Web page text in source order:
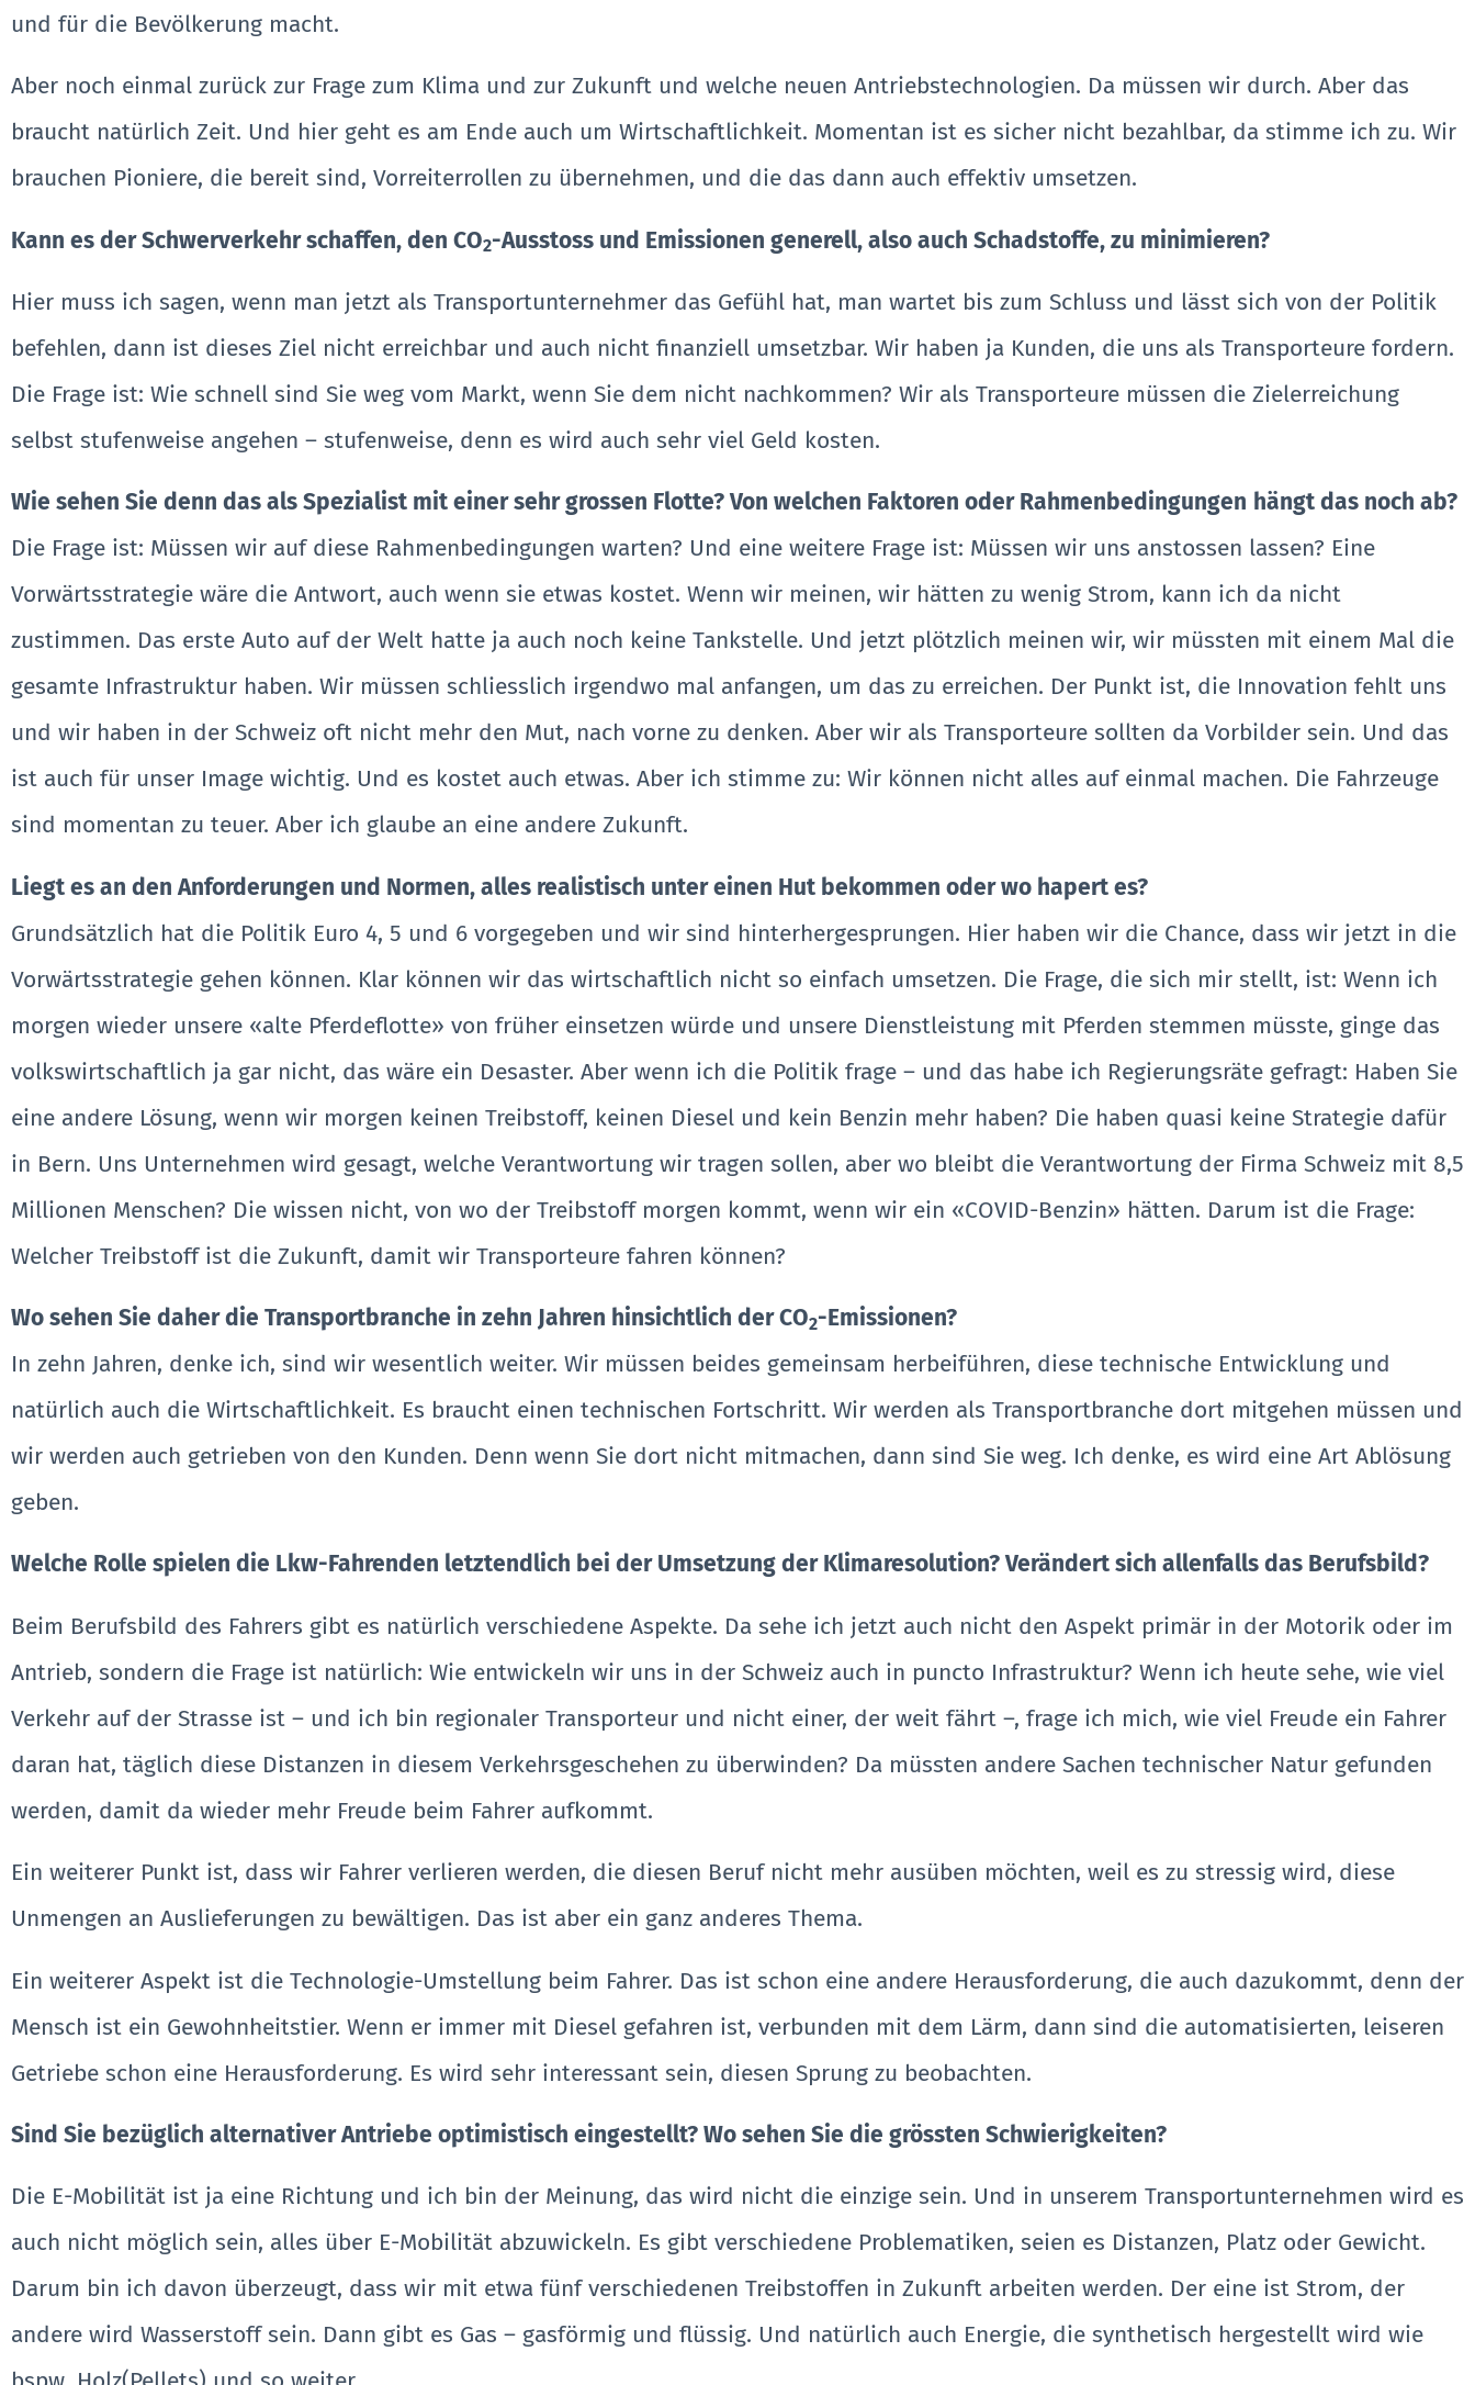
und für die Bevölkerung macht.
Aber noch einmal zurück zur Frage zum Klima und zur Zukunft und welche neuen Antriebstechnologien. Da müssen wir durch. Aber das
braucht natürlich Zeit. Und hier geht es am Ende auch um Wirtschaftlichkeit. Momentan ist es sicher nicht bezahlbar, da stimme ich zu. Wir
brauchen Pioniere, die bereit sind, Vorreiterrollen zu übernehmen, und die das dann auch effektiv umsetzen.
Kann es der Schwerverkehr schaffen, den CO2-Ausstoss und Emissionen generell, also auch Schadstoffe,zu minimieren?
Hier muss ich sagen, wenn man jetzt als Transportunternehmer das Gefühl hat, man wartet bis zum Schluss und lässt sich von der Politik
befehlen, dann ist dieses Ziel nicht erreichbar und auch nicht finanziell umsetzbar. Wir haben ja Kunden, die uns als Transporteure fordern.
Die Frage ist: Wie schnell sind Sie weg vom Markt, wenn Sie dem nicht nachkommen? Wir als Transporteure müssen die Zielerreichung
selbst stufenweise angehen – stufenweise, denn es wird auch sehr viel Geld kosten.
Wie sehen Sie denn das als Spezialist mit einer sehr grossen Flotte? Von welchen Faktoren oder Rahmenbedingungen hängt das noch ab?
Die Frage ist: Müssen wir auf diese Rahmenbedingungen warten? Und eine weitere Frage ist: Müssen wir uns anstossen lassen? Eine
Vorwärtsstrategie wäre die Antwort, auch wenn sie etwas kostet. Wenn wir meinen, wir hätten zu wenig Strom, kann ich da nicht
zustimmen. Das erste Auto auf der Welt hatte ja auch noch keine Tankstelle. Und jetzt plötzlich meinen wir, wir müssten mit einem Mal die
gesamte Infrastruktur haben. Wir müssen schliesslich irgendwo mal anfangen, um das zu erreichen. Der Punkt ist, die Innovation fehlt uns
und wir haben in der Schweiz oft nicht mehr den Mut, nach vorne zu denken. Aber wir als Transporteure sollten da Vorbilder sein. Und das
ist auch für unser Image wichtig. Und es kostet auch etwas. Aber ich stimme zu: Wir können nicht alles auf einmal machen. Die Fahrzeuge
sind momentan zu teuer. Aber ich glaube an eine andere Zukunft.
Liegt es an den Anforderungen und Normen, alles realistisch unter einen Hut bekommen oder wo hapert es?
Grundsätzlich hat die Politik Euro 4, 5 und 6 vorgegeben und wir sind hinterhergesprungen. Hier haben wir die Chance, dass wir jetzt in die
Vorwärtsstrategie gehen können. Klar können wir das wirtschaftlich nicht so einfach umsetzen. Die Frage, die sich mir stellt, ist: Wenn ich
morgen wieder unsere «alte Pferdeflotte» von früher einsetzen würde und unsere Dienstleistung mit Pferden stemmen müsste, ginge das
volkswirtschaftlich ja gar nicht, das wäre ein Desaster. Aber wenn ich die Politik frage – und das habe ich Regierungsräte gefragt: Haben Sie
eine andere Lösung, wenn wir morgen keinen Treibstoff, keinen Diesel und kein Benzin mehr haben? Die haben quasi keine Strategie dafür
in Bern. Uns Unternehmen wird gesagt, welche Verantwortung wir tragen sollen, aber wo bleibt die Verantwortung der Firma Schweiz mit 8,5
Millionen Menschen? Die wissen nicht, von wo der Treibstoff morgen kommt, wenn wir ein «COVID-Benzin» hätten. Darum ist die Frage:
Welcher Treibstoff ist die Zukunft, damit wir Transporteure fahren können?
Wo sehen Sie daher die Transportbranche in zehn Jahren hinsichtlich der CO2-Emissionen?
In zehn Jahren, denke ich, sind wir wesentlich weiter. Wir müssen beides gemeinsam herbeiführen, diese technische Entwicklung und
natürlich auch die Wirtschaftlichkeit. Es braucht einen technischen Fortschritt. Wir werden als Transportbranche dort mitgehen müssen und
wir werden auch getrieben von den Kunden. Denn wenn Sie dort nicht mitmachen, dann sind Sie weg. Ich denke, es wird eine Art Ablösung
geben.
Welche Rolle spielen die Lkw-Fahrenden letztendlich bei der Umsetzung der Klimaresolution? Verändert sich allenfalls das Berufsbild?
Beim Berufsbild des Fahrers gibt es natürlich verschiedene Aspekte. Da sehe ich jetzt auch nicht den Aspekt primär in der Motorik oder im
Antrieb, sondern die Frage ist natürlich: Wie entwickeln wir uns in der Schweiz auch in puncto Infrastruktur? Wenn ich heute sehe, wie viel
Verkehr auf der Strasse ist – und ich bin regionaler Transporteur und nicht einer, der weit fährt –, frage ich mich, wie viel Freude ein Fahrer
daran hat, täglich diese Distanzen in diesem Verkehrsgeschehen zu überwinden? Da müssten andere Sachen technischer Natur gefunden
werden, damit da wieder mehr Freude beim Fahrer aufkommt.
Ein weiterer Punkt ist, dass wir Fahrer verlieren werden, die diesen Beruf nicht mehr ausüben möchten, weil es zu stressig wird, diese
Unmengen an Auslieferungen zu bewältigen. Das ist aber ein ganz anderes Thema.
Ein weiterer Aspekt ist die Technologie-Umstellung beim Fahrer. Das ist schon eine andere Herausforderung, die auch dazukommt, denn der
Mensch ist ein Gewohnheitstier. Wenn er immer mit Diesel gefahren ist, verbunden mit dem Lärm, dann sind die automatisierten, leiseren
Getriebe schon eine Herausforderung. Es wird sehr interessant sein, diesen Sprung zu beobachten.
Sind Sie bezüglich alternativer Antriebe optimistisch eingestellt? Wo sehen Sie die grössten Schwierigkeiten?
Die E-Mobilität ist ja eine Richtung und ich bin der Meinung, das wird nicht die einzige sein. Und in unserem Transportunternehmen wird es
auch nicht möglich sein, alles über E-Mobilität abzuwickeln. Es gibt verschiedene Problematiken, seien es Distanzen, Platz oder Gewicht.
Darum bin ich davon überzeugt, dass wir mit etwa fünf verschiedenen Treibstoffen in Zukunft arbeiten werden. Der eine ist Strom, der
andere wird Wasserstoff sein. Dann gibt es Gas – gasförmig und flüssig. Und natürlich auch Energie, die synthetisch hergestellt wird wie